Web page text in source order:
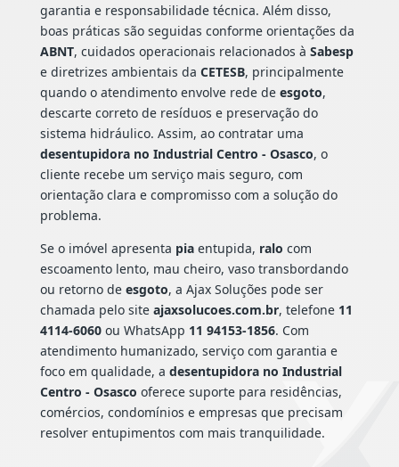
garantia e responsabilidade técnica. Além disso,
boas práticas são seguidas conforme orientações da
ABNT, cuidados operacionais relacionados à Sabesp
e diretrizes ambientais da CETESB, principalmente
quando o atendimento envolve rede de esgoto,
descarte correto de resíduos e preservação do
sistema hidráulico. Assim, ao contratar uma
desentupidora no Industrial Centro - Osasco, o
cliente recebe um serviço mais seguro, com
orientação clara e compromisso com a solução do
problema.
Se o imóvel apresenta piaentupida, ralo com
escoamento lento, mau cheiro, vaso transbordando
ou retorno de esgoto, a Ajax Soluções pode ser
chamada pelo site ajaxsolucoes.com.br, telefone 11
4114-6060ou WhatsApp 11 94153-1856. Com
atendimento humanizado, serviço com garantia e
foco em qualidade, a desentupidora no Industrial
Centro - Osasco oferece suporte para residências,
comércios, condomínios e empresas que precisam
resolver entupimentos com mais tranquilidade.